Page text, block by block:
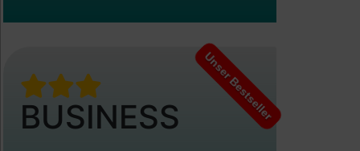
Unser Bestseller
BUSINESS